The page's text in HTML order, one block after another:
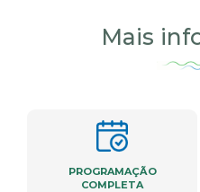
Mais
PROGRAMAÇÃO
COMPLETA